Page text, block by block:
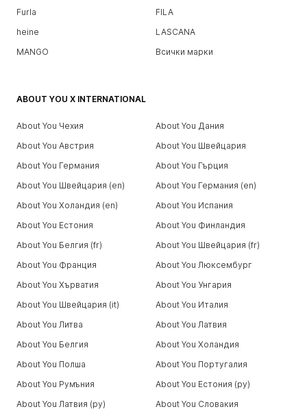
Furla
FILA
heine
LASCANA
MANGO
Всички марки
ABOUT YOU X INTERNATIONAL
About You Чехия
About You Дания
About You Австрия
About You Швейцария
About You Германия
About You Гърция
About You Швейцария (en)
About You Германия (en)
About You Холандия (en)
About You Испания
About You Естония
About You Финландия
About You Белгия (fr)
About You Швейцария (fr)
About You Франция
About You Люксембург
About You Хърватия
About You Унгария
About You Швейцария (it)
About You Италия
About You Литва
About You Латвия
About You Белгия
About You Холандия
About You Полша
About You Португалия
About You Румъния
About You Естония (ру)
About You Латвия (ру)
About You Словакия